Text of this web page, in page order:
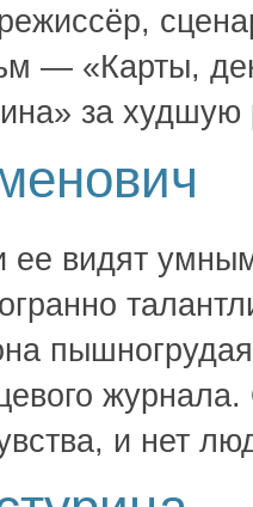
— «Карты,
за
ее видят
и нет